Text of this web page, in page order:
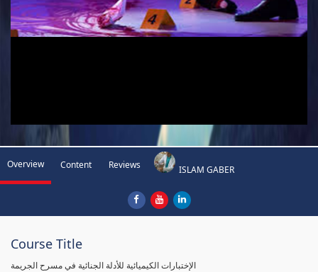
Overview Content Reviews ISLAM GABER
Course Title
الإختبارات الكيميائية للأدلة الجنائية في مسرح الجريمة